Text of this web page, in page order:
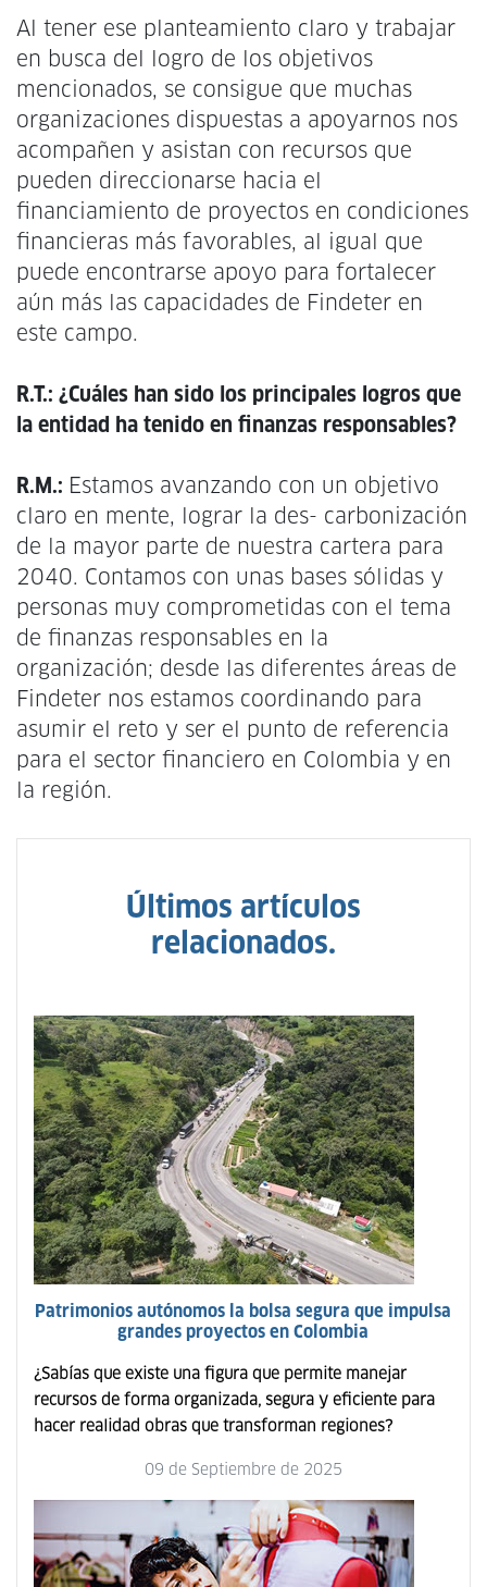
Al tener ese planteamiento claro y trabajar
en busca del logro de los objetivos
mencionados, se consigue que muchas
organizaciones dispuestas a apoyarnos nos
acompañen y asistan con recursos que
pueden direccionarse hacia el
financiamiento de proyectos en condiciones
financieras más favorables, al igual que
puede encontrarse apoyo para fortalecer
aún más las capacidades de Findeter en
este campo.
R.T.: ¿Cuáles han sido los principales logros que
la entidad ha tenido en finanzas responsables?
R.M.: Estamos avanzando con un objetivo
claro en mente, lograr la des- carbonización
de la mayor parte de nuestra cartera para
2040. Contamos con unas bases sólidas y
personas muy comprometidas con el tema
de finanzas responsables en la
organización; desde las diferentes áreas de
Findeter nos estamos coordinando para
asumir el reto y ser el punto de referencia
para el sector financiero en Colombia y en
la región.
Últimos artículos
relacionados.
Patrimonios autónomos la bolsa segura que impulsa
grandes proyectos en Colombia
¿Sabías que existe una figura que permite manejar
recursos de forma organizada, segura y eficiente para
hacer realidad obras que transforman regiones?
09 de Septiembre de 2025